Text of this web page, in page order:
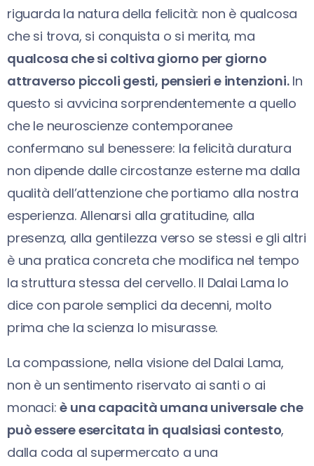
riguarda la natura della felicità: non è qualcosa
che si trova, si conquista o si merita, ma
qualcosa che si coltiva giorno per giorno
attraverso piccoli gesti, pensieri e intenzioni.In
questo si avvicina sorprendentemente a quello
che le neuroscienze contemporanee
confermano sul benessere: la felicità duratura
non dipende dalle circostanze esterne ma dalla
qualità dell’attenzione che portiamo alla nostra
esperienza. Allenarsi alla gratitudine, alla
presenza, alla gentilezza verso se stessi e gli altri
è una pratica concreta che modifica nel tempo
la struttura stessa del cervello. Il Dalai Lama lo
dice con parole semplici da decenni, molto
prima che la scienza lo misurasse.
La compassione, nella visione del Dalai Lama,
non è un sentimento riservato ai santi o ai
monaci:è una capacità umana universale che
può essere esercitata in qualsiasi contesto,
dalla coda al supermercato a una